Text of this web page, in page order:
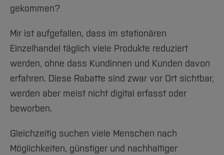
gekommen?
Mir ist aufgefallen, dass im stationären
Einzelhandel täglich viele Produkte reduziert
werden, ohne dass Kundinnen und Kunden davon
erfahren. Diese Rabatte sind zwar vor Ort sichtbar,
werden aber meist nicht digital erfasst oder
beworben.
Gleichzeitig suchen viele Menschen nach
Möglichkeiten, günstiger und nachhaltiger